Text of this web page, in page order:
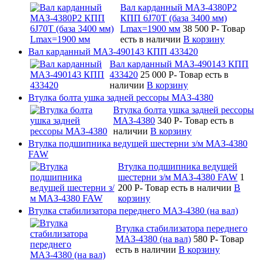
Вал карданный МАЗ-4380Р2
КПП 6J70T (база 3400 мм)
Lmax=1900 мм 38 500 P- Товар
есть в наличии В корзину
Вал карданный МАЗ-490143 КПП 433420
Вал карданный МАЗ-490143 КПП
433420 25 000 P- Товар есть в
наличии В корзину
Втулка болта ушка задней рессоры МАЗ-4380
Втулка болта ушка задней рессоры
МАЗ-4380 340 P- Товар есть в
наличии В корзину
Втулка подшипника ведущей шестерни з/м МАЗ-4380
FAW
Втулка подшипника ведущей
шестерни з/м МАЗ-4380 FAW 1
200 P- Товар есть в наличии В
корзину
Втулка стабилизатора переднего МАЗ-4380 (на вал)
Втулка стабилизатора переднего
МАЗ-4380 (на вал) 580 P- Товар
есть в наличии В корзину